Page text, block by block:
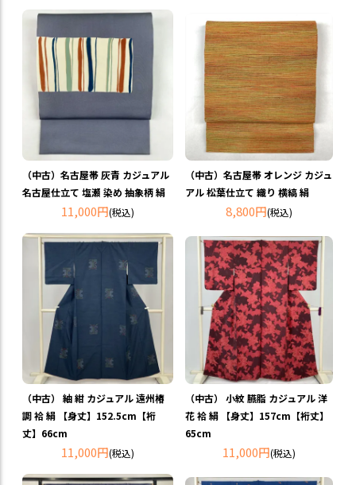
（中古）名古屋帯 灰青 カジュアル
名古屋仕立て 塩瀬 染め 抽象柄 絹
11,000円(税込)
（中古）名古屋帯 オレンジ カジュ
アル 松葉仕立て 織り 横縞 絹
8,800円(税込)
（中古） 紬 紺 カジュアル 遠州椿
調 袷 絹 【身丈】152.5cm【裄
丈】66cm
11,000円(税込)
（中古） 小紋 臙脂 カジュアル 洋
花 袷 絹 【身丈】157cm【裄丈】
65cm
11,000円(税込)